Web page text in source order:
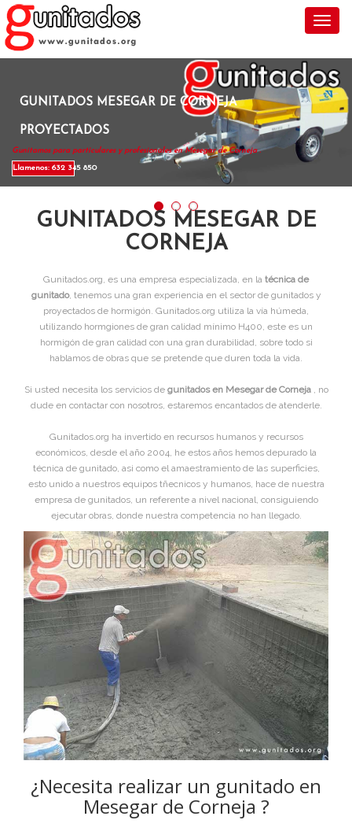
GUNITADOS MESEGAR DE CORNEJA
PROYECTADOS
Gunitamos para particulares y profesionales en Mesegar de Corneja .
Llamenos: 632 345 850
GUNITADOS MESEGAR DE
CORNEJA
Gunitados.org, es una empresa especializada, en la técnica de
gunitado, tenemos una gran experiencia en el sector de gunitados y
proyectados de hormigón. Gunitados.org utiliza la vía húmeda,
utilizando hormgiones de gran calidad mínimo H400, este es un
hormigón de gran calidad con una gran durabilidad, sobre todo si
hablamos de obras que se pretende que duren toda la vida.
Si usted necesita los servicios de gunitados en Mesegar de Corneja , no
dude en contactar con nosotros, estaremos encantados de atenderle.
Gunitados.org ha invertido en recursos humanos y recursos
económicos, desde el año 2004, he estos años hemos depurado la
técnica de gunitado, asi como el amaestramiento de las superficies,
esto unido a nuestros equipos tñecnicos y humanos, hace de nuestra
empresa de gunitados, un referente a nivel nacional, consiguiendo
ejecutar obras, donde nuestra competencia no han llegado.
¿Necesita realizar un gunitado en
Mesegar de Corneja ?